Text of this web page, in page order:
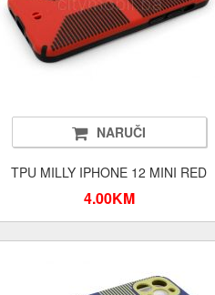
NARUČI
TPU MILLY IPHONE 12 MINI RED
4.00KM